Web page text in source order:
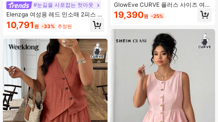
#눈길을 사로잡는 컷아웃
Elenzga 여성용 레드 민소매 2피스 세
트: 보우노트 백 크롭 탑 + 반바지, 데
이트, 쇼핑, 파티, 출퇴근에 적합, 시크
10,791 원 -33% 추정된
GlowEve CURVE 플러스 사이즈 여성
캐주얼 솔리드 컬러 할로우 아웃 자수
셔츠 및 반바지 2피스 세트, 봄/여름
19,390원 -25%